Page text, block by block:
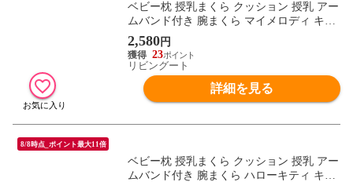
ベビー枕 授乳まくら クッション 授乳 アー
ムバンド付き 腕まくら マイメロディ キャ
ラクター （ 赤ちゃん 枕 ベビーピロー 0ヶ
月 授乳用 絶壁防止 向き癖 ドーナツ枕 ア
ームピロー 赤ちゃんまくら ドーナツ型 新
生児 0歳 洗える ）
2,580円
23
リビングート
詳細を見る
8/8時点_ポイント最大11倍
ベビー枕 授乳まくら クッション 授乳 アー
ムバンド付き 腕まくら ハローキティ キャ